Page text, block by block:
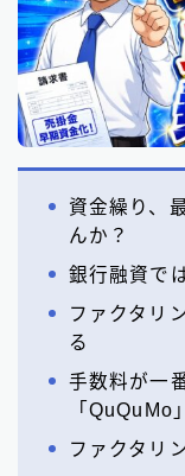
資金繰り、
んか？
銀行融資で
ファクタリ
る
手数料が一
「QuQuMo」
ファクタリ